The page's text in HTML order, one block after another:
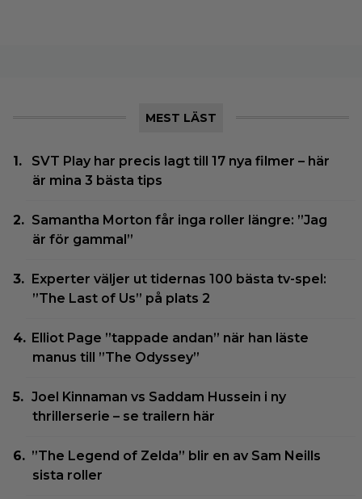
MEST LÄST
SVT Play har precis lagt till 17 nya filmer – här
är mina 3 bästa tips
Samantha Morton får inga roller längre: ”Jag
är för gammal”
Experter väljer ut tidernas 100 bästa tv-spel:
”The Last of Us” på plats 2
Elliot Page ”tappade andan” när han läste
manus till ”The Odyssey”
Joel Kinnaman vs Saddam Hussein i ny
thrillerserie – se trailern här
”The Legend of Zelda” blir en av Sam Neills
sista roller